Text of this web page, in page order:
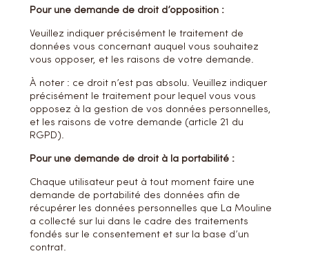
Pour une demande de droit d’opposition :
Veuillez indiquer précisément le traitement de
données vous concernant auquel vous souhaitez
vous opposer, et les raisons de votre demande.
À noter : ce droit n’est pas absolu. Veuillez indiquer
précisément le traitement pour lequel vous vous
opposez à la gestion de vos données personnelles,
et les raisons de votre demande (article 21 du
RGPD).
Pour une demande de droit à la portabilité :
Chaque utilisateur peut à tout moment faire une
demande de portabilité des données afin de
récupérer les données personnelles que La Mouline
a collecté sur lui dans le cadre des traitements
fondés sur le consentement et sur la base d’un
contrat.